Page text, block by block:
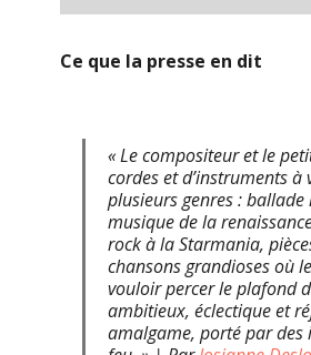
Ce que la presse en dit
« Le compositeur et le
cordes et d’instruments
plusieurs genres : ballade
musique de la
rock à la Starmania,
chansons grandioses où
vouloir percer le plafond
ambitieux, éclectique et
amalgame, porté par des